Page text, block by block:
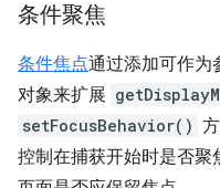
条件聚焦
条件焦点通过添加可作为
对象来扩展
setFocusBehavior()
控制在捕获开始时是否